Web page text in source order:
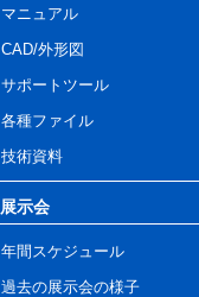
マニュアル
CAD/外形図
サポートツール
各種ファイル
技術資料
展示会
年間スケジュール
過去の展示会の様子